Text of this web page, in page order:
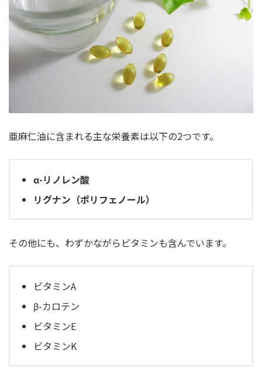
亜麻仁油に含まれる主な栄養素は以下の2つです。
α-リノレン酸
リグナン（ポリフェノール）
その他にも、わずかながらビタミンも含んでいます。
ビタミンA
β-カロテン
ビタミンE
ビタミンK